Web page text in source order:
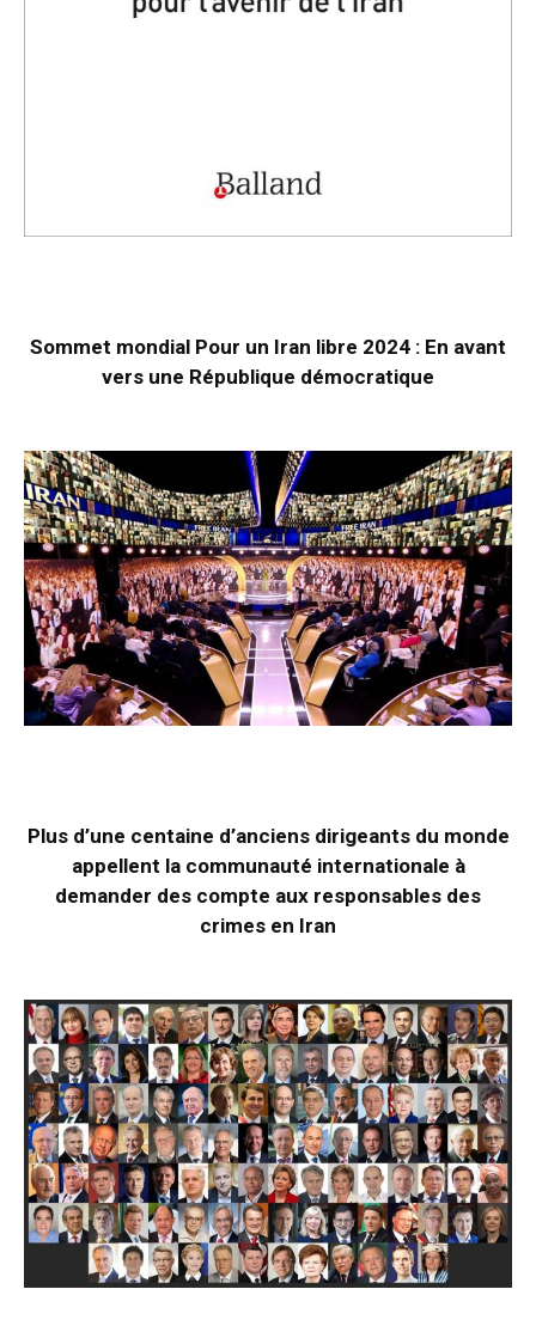
Sommet mondial Pour un Iran libre 2024 : En avant
vers une République démocratique
Plus d’une centaine d’anciens dirigeants du monde
appellent la communauté internationale à
demander des compte aux responsables des
crimes en Iran